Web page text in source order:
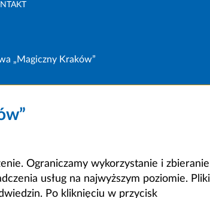
„Magiczny Kraków”
Ograniczamy wykorzystanie i zbieranie
usług na najwyższym poziomie. Pliki
Po kliknięciu w przycisk